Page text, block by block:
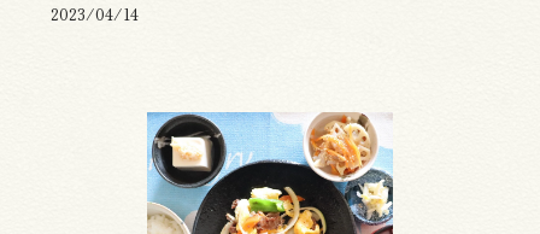
2023/04/14